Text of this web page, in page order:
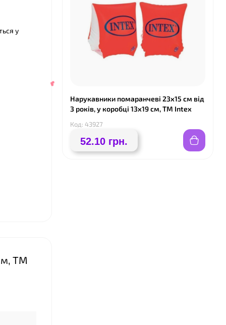
у
ТМ
Нарукавники помаранчеві 23х15 см від
3 років, у коробці 13х19 см, ТМ Іntex
Код: 43927
52.10 грн.